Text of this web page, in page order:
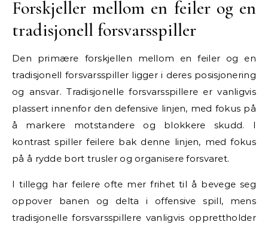
Forskjeller mellom en feiler og en
tradisjonell forsvarsspiller
Den primære forskjellen mellom en feiler og en
tradisjonell forsvarsspiller ligger i deres posisjonering
og ansvar. Tradisjonelle forsvarsspillere er vanligvis
plassert innenfor den defensive linjen, med fokus på
å markere motstandere og blokkere skudd. I
kontrast spiller feilere bak denne linjen, med fokus
på å rydde bort trusler og organisere forsvaret.
I tillegg har feilere ofte mer frihet til å bevege seg
oppover banen og delta i offensive spill, mens
tradisjonelle forsvarsspillere vanligvis opprettholder